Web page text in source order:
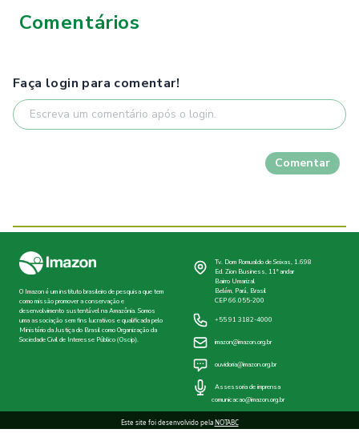
Comentários
Faça login para comentar!
Comentar
O Imazon é um instituto brasileiro de pesquisa que tem
como missão promover a conservação e
desenvolvimento sustentável na Amazônia. Somos
uma associação sem fins lucrativos e qualificada pelo
Ministério da Justiça do Brasil como Organização da
Sociedade Civil de Interesse Público (Oscip).
Tv. Dom Romualdo de Seixas, 1.698
Ed. Zion Business, 11º andar
Bairro Umarizal
Belém, Pará, Brasil
CEP 66.055-200
+55 91 3182-4000
imazon@imazon.org.br
ouvidoria@imazon.org.br
Assessoria de imprensa
comunicacao@imazon.org.br
Este site foi desenvolvido pelaNOTABC